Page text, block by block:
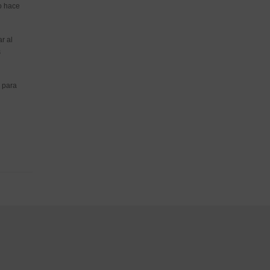
hace
al
para